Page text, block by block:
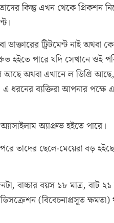
কিন্তু এখন থেকে প্রিকশন
ট্রিটমেন্ট নাই অথবা
হইতে পারে যদি সেখানে ওই
আছে অথবা এখানে ল ডিগ্রি
ব্যক্তিরা আপনার পক্ষে
অ্যাপ্রুভ হইতে পারে।
তাদের ছেলে-মেয়েরা বড়
বয়স ১৮ মাত্র, বাট ২১
(বিবেচনাপ্রসূত